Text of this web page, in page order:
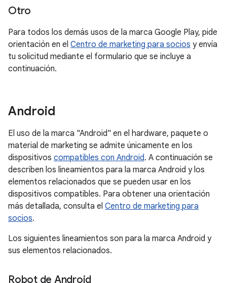
Otro
Para todos los demás usos de la marca Google Play, pide
orientación en el Centro de marketing para socios y envía
tu solicitud mediante el formulario que se incluye a
continuación.
Android
El uso de la marca "Android" en el hardware, paquete o
material de marketing se admite únicamente en los
dispositivos compatibles con Android. A continuación se
describen los lineamientos para la marca Android y los
elementos relacionados que se pueden usar en los
dispositivos compatibles. Para obtener una orientación
más detallada, consulta el Centro de marketing para
socios.
Los siguientes lineamientos son para la marca Android y
sus elementos relacionados.
Robot de Android